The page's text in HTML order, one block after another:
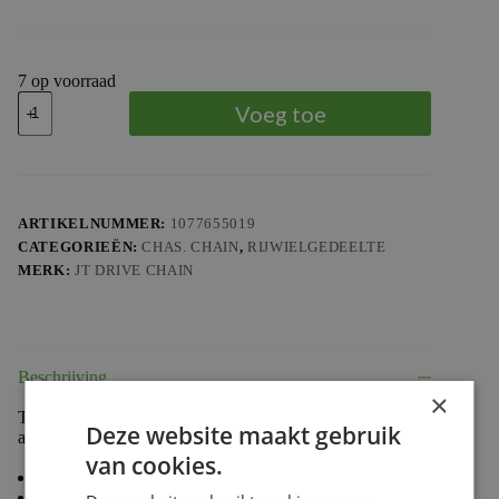
7 op voorraad
JT
DRIVE
CHAIN
428
LO
FIT,
Voeg toe
ARTIKELNUMMER: 1077655019
CATEGORIEËN:CHAS. CHAIN, RIJWIELGEDEELTE
MERK: JT DRIVE CHAIN
Beschrijving
The first manufacturer of sprockets & weel chains inovate
and offer a new range of chain.
Steel alloy to maximize strength
×
Deze website maakt gebruik
van cookies.